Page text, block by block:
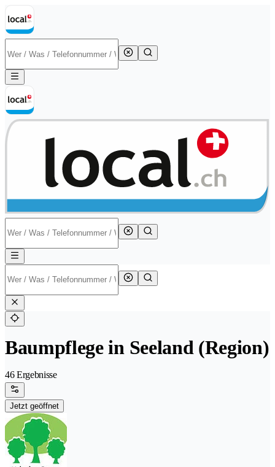
Baumpflege in Seeland (Region)
46 Ergebnisse
Jetzt geöffnet